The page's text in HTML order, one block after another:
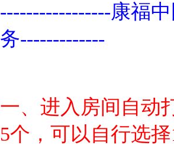
-----------------康福
务-------------
一、进入房间自动
5个，可以自行选